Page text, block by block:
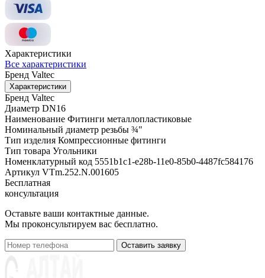
Характеристики
Все характеристики
Бренд Valtec
Характеристики
Бренд Valtec
Диаметр DN16
Наименование Фитинги металлопластиковые
Номинальный диаметр резьбы ¾"
Тип изделия Компрессионные фитинги
Тип товара Угольники
Номенклатурный код 5551b1c1-e28b-11e0-85b0-4487fc584176
Артикул VTm.252.N.001605
Бесплатная
консультация
Оставьте ваши контактные данные.
Мы проконсультируем вас бесплатно.
Оставить заявку